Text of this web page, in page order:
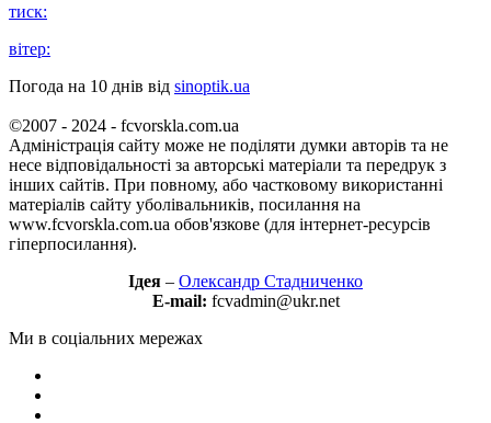
тиск:
вітер:
Погода на 10 днів від sinoptik.ua
©2007 - 2024 - fcvorskla.com.ua
Адміністрація сайту може не поділяти думки авторів та не
несе відповідальності за авторські матеріали та передрук з
інших сайтів. При повному, або частковому використанні
матеріалів сайту уболівальників, посилання на
www.fcvorskla.com.ua обов'язкове (для інтернет-ресурсів
гіперпосилання).
Ідея – Олександр Стадниченко
E-mail: fcvadmin@ukr.net
Ми в соціальних мережах